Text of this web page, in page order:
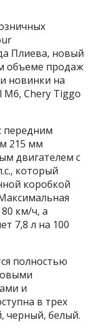
Плиева, новый
объеме продаж
новинки на
М6, Chery Tiggo
передним
215 мм
двигателем с
который
коробкой
км/ч, а
7,8 л на 100
полностью
и
в трех
черный, белый.